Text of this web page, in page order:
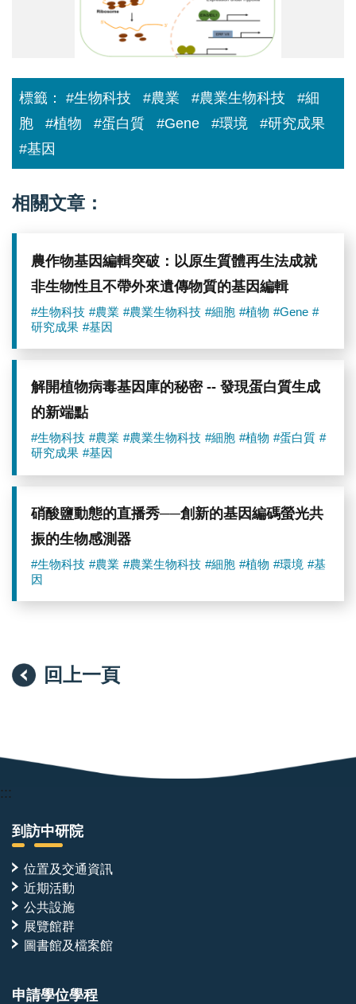
標籤： #生物科技 #農業 #農業生物科技
#細
胞
#植物 #蛋白質 #Gene #環境
#研究成果
#基因
相關文章：
農作物基因編輯突破：以原生質體再生法成就
非生物性且不帶外來遺傳物質的基因編輯
#生物科技 #農業 #農業生物科技 #細胞 #植物 #Gene #
研究成果 #基因
解開植物病毒基因庫的秘密 -- 發現蛋白質生成
的新端點
#生物科技 #農業 #農業生物科技 #細胞 #植物 #蛋白質 #
研究成果 #基因
硝酸鹽動態的直播秀──創新的基因編碼螢光共
振的生物感測器
#生物科技 #農業 #農業生物科技 #細胞 #植物 #環境 #基
因
回上一頁
:::
到訪中研院
位置及交通資訊
近期活動
公共設施
展覽館群
圖書館及檔案館
申請學位學程